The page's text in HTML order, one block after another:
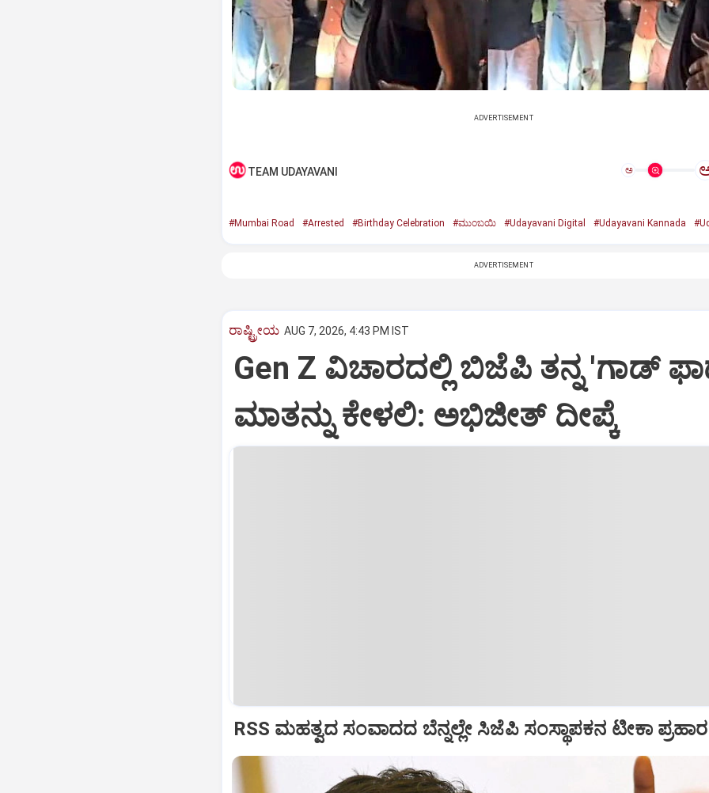
ADVERTISEMENT
TEAM UDAYAVANI ಅ
#Mumbai Road #Arrested #Birthday Celebration #ಮುಂಬಯಿ #Udayavani Digital #Udayavani Kannada
ADVERTISEMENT
ರಾಷ್ಟ್ರೀಯ AUG 7, 2026, 4:43 PM IST
Gen Z ವಿಚಾರದಲ್ಲಿ ಬಿಜೆಪಿ ತನ್ನ 'ಗಾಡ್
ಮಾತನ್ನು ಕೇಳಲಿ: ಅಭಿಜೀತ್ ದೀಪ್ಕೆ
RSS ಮಹತ್ವದ ಸಂವಾದದ ಬೆನ್ನಲ್ಲೇ ಸಿಜೆಪಿ ಸಂಸ್ಥಾಪಕನ ಟೀಕಾ ಪ್ರಹಾರ